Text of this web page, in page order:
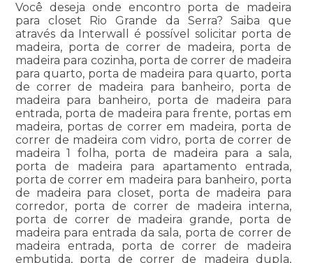
Você deseja onde encontro porta de madeira
para closet Rio Grande da Serra? Saiba que
através da Interwall é possível solicitar porta de
madeira, porta de correr de madeira, porta de
madeira para cozinha, porta de correr de madeira
para quarto, porta de madeira para quarto, porta
de correr de madeira para banheiro, porta de
madeira para banheiro, porta de madeira para
entrada, porta de madeira para frente, portas em
madeira, portas de correr em madeira, porta de
correr de madeira com vidro, porta de correr de
madeira 1 folha, porta de madeira para a sala,
porta de madeira para apartamento entrada,
porta de correr em madeira para banheiro, porta
de madeira para closet, porta de madeira para
corredor, porta de correr de madeira interna,
porta de correr de madeira grande, porta de
madeira para entrada da sala, porta de correr de
madeira entrada, porta de correr de madeira
embutida, porta de correr de madeira dupla,